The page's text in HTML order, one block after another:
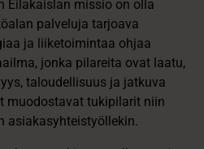
Eilakaislan missio on olla
palveluja tarjoava
ja liiketoimintaa ohjaa
jonka pilareita ovat laatu,
taloudellisuus ja jatkuva
muodostavat tukipilarit niin
asiakasyhteistyöllekin.